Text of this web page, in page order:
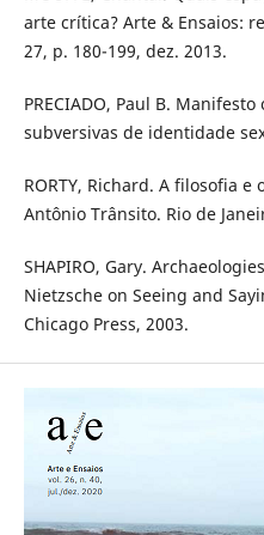
arte crítica? Arte & Ensaios:
27, p. 180-199, dez. 2013.
PRECIADO, Paul B.
subversivas de identidade
RORTY, Richard. A filosofia
Antônio Trânsito. Rio de
SHAPIRO, Gary.
Nietzsche on Seeing and
Chicago Press, 2003.